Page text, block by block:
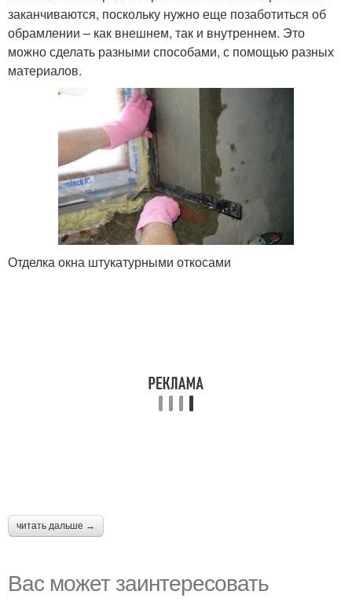
заканчиваются, поскольку нужно еще позаботиться об
обрамлении – как внешнем, так и внутреннем. Это
можно сделать разными способами, с помощью разных
материалов.
Отделка окна штукатурными откосами
читать дальше →
Вас может заинтересовать